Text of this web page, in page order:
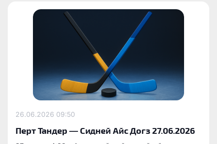
26.06.2026 09:50
Перт Тандер — Сидней Айс Догз 27.06.2026